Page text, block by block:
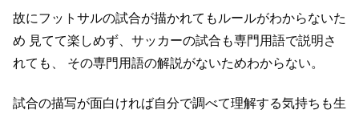
故にフットサルの試合が描かれてもルールがわからないた
め 見てて楽しめず、サッカーの試合も専門用語で説明さ
れても、
その専門用語の解説がないためわからない。
試合の描写が面白ければ自分で調べて理解する気持ちも生